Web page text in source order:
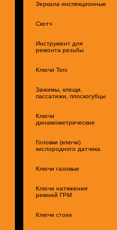
Зеркала инспекционные
Скотч
Инструмент для
ремонта резьбы
Ключи Torx
Зажимы, клещи,
пассатижи, плоскогубцы
Ключи
динамометрические
Головки (ключи)
кислородного датчика
Ключи газовые
Ключи натяжения
ремней ГРМ
Ключи стоек